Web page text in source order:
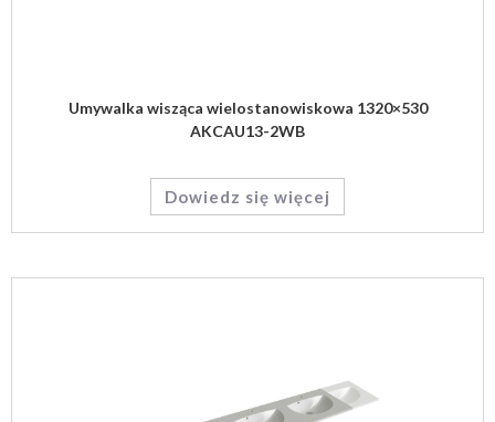
Umywalka wisząca wielostanowiskowa 1320×530
AKCAU13-2WB
Dowiedz się więcej